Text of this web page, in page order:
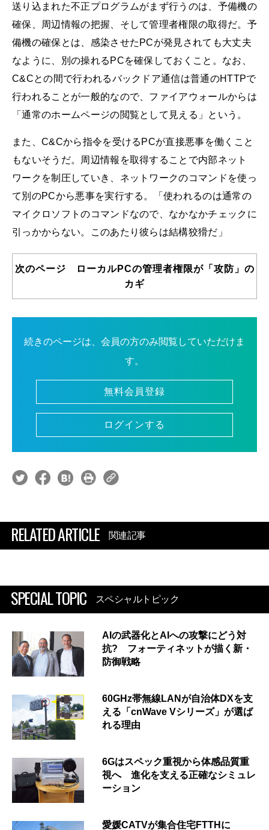
送り込まれた不正プログラムがまず行うのは、予備機の
確保、周辺情報の把握、そして管理者権限の取得だ。予
備機の確保とは、感染させたPCが発見されても大丈夫
なように、別の操れるPCを確保しておくこと。なお、
C&Cとの間で行われるバックドア通信は普通のHTTPで
行われることが一般的なので、ファイアウォールからは
「通常のホームページの閲覧として見える」という。
また、C&Cから指令を受けるPCが直接悪事を働くこと
もないそうだ。周辺情報を取得することで内部ネット
ワークを制圧していき、ネットワークのコマンドを使っ
て別のPCから悪事を実行する。「使われるのは通常の
マイクロソフトのコマンドなので、なかなかチェックに
引っかからない。このあたり彼らは結構狡猾だ」
次のページ ローカルPCの管理者権限が「攻防」の
カギ
続きのページは、会員の方のみ閲覧していただけま
す。
無料会員登録
ログインする
RELATED ARTICLE 関連記事
SPECIAL TOPIC スペシャルトピック
AIの武器化とAIへの攻撃にどう対
抗? フォーティネットが描く新・
防御戦略
60GHz帯無線LANが自治体DXを支
える「cnWave Vシリーズ」が選ば
れる理由
6Gはスペック重視から体感品質重
視へ 進化を支える正確なシミュレ
ーション
愛媛CATVが集合住宅FTTHに